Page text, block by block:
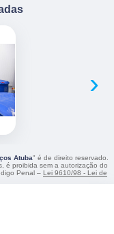
›
Atuba" é de direito reservado.
é proibida sem a autorização do
Penal – Lei 9610/98 - Lei de